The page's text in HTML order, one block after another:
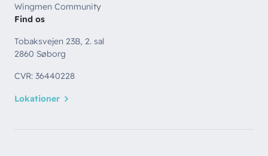
Wingmen Community
Find os
Tobaksvejen 23B, 2. sal
2860 Søborg
CVR: 36440228
Lokationer